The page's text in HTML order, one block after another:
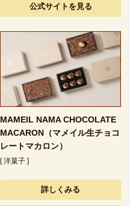
公式サイトを見る
MAMEIL NAMA CHOCOLATE
MACARON（マメイル生チョコ
レートマカロン）
[ 洋菓子 ]
詳しくみる